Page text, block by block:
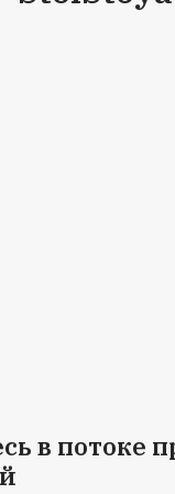
в потоке